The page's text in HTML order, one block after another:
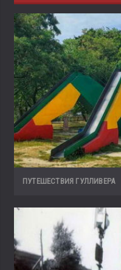
ПУТЕШЕСТВИЯ ГУЛЛИВЕРА